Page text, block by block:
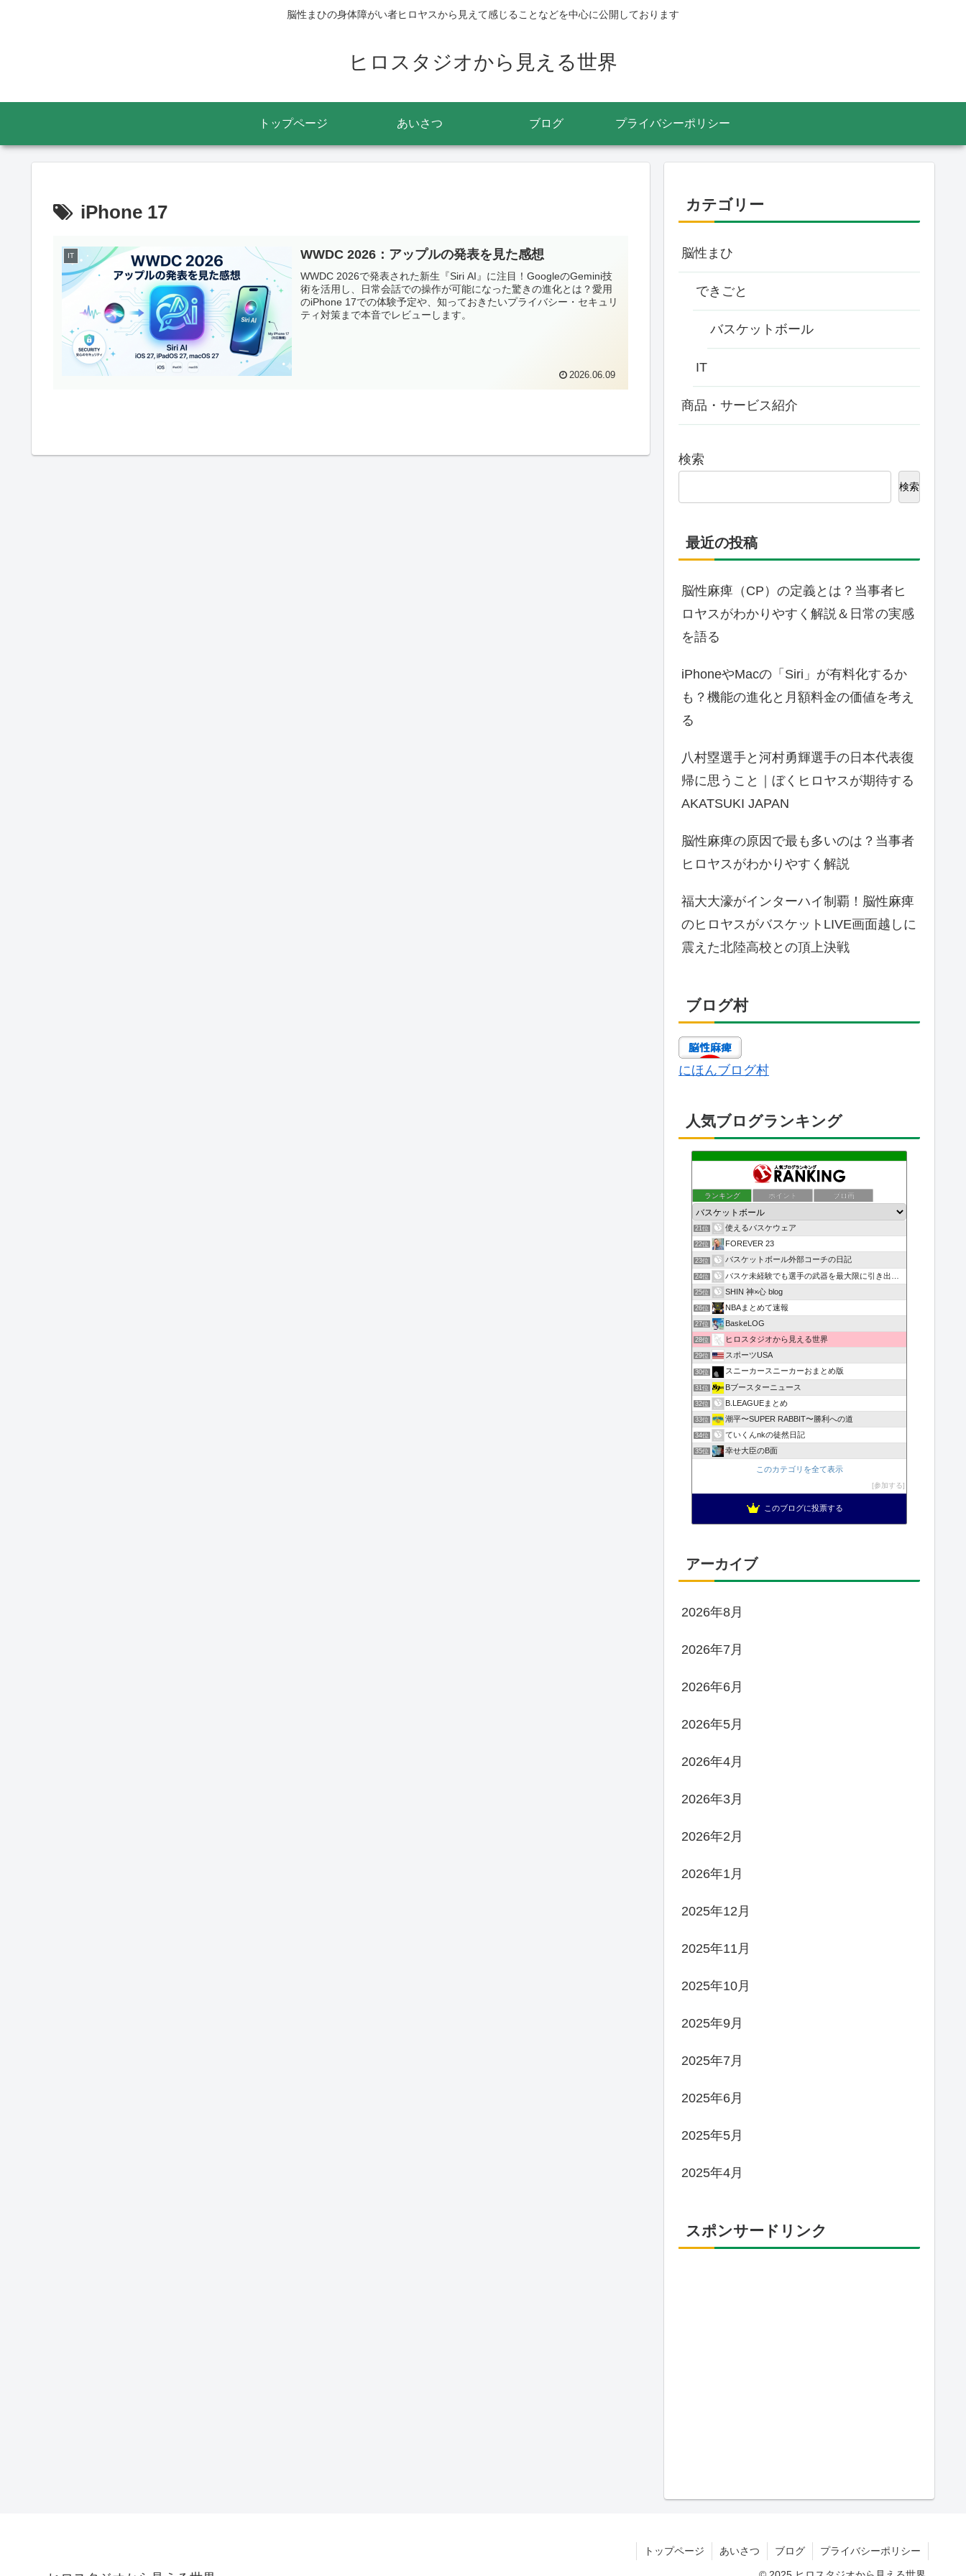
脳性まひの身体障がい者ヒロヤスから見えて感じることなどを中心に公開しております
ヒロスタジオから見える世界
トップページ あいさつ ブログ プライバシーポリシー
iPhone 17
IT WWDC 2026：アップルの発表を見た感想
WWDC 2026で発表された新生『Siri AI』に注目！GoogleのGemini技
術を活用し、日常会話での操作が可能になった驚きの進化とは？愛用
のiPhone 17での体験予定や、知っておきたいプライバシー・セキュリ
ティ対策まで本音でレビューします。
2026.06.09
カテゴリー
脳性まひ
できごと
バスケットボール
IT
商品・サービス紹介
検索
検索
最近の投稿
脳性麻痺（CP）の定義とは？当事者ヒ
ロヤスがわかりやすく解説＆日常の実感
を語る
iPhoneやMacの「Siri」が有料化するか
も？機能の進化と月額料金の価値を考え
る
八村塁選手と河村勇輝選手の日本代表復
帰に思うこと｜ぼくヒロヤスが期待する
AKATSUKI JAPAN
脳性麻痺の原因で最も多いのは？当事者
ヒロヤスがわかりやすく解説
福大大濠がインターハイ制覇！脳性麻痺
のヒロヤスがバスケットLIVE画面越しに
震えた北陸高校との頂上決戦
ブログ村
にほんブログ村
人気ブログランキング
ランキング ポイント ブロ画
21位 使えるバスケウェア
22位 FOREVER 23
23位 バスケットボール外部コーチの日記
24位 バスケ未経験でも選手の武器を最大限に引き出すことで試合に勝…
25位 SHIN 神×心 blog
26位 NBAまとめて速報
27位 BaskeLOG
28位 ヒロスタジオから見える世界
29位 スポーツUSA
30位 スニーカースニーカーおまとめ版
31位 Bブースターニュース
32位 B.LEAGUEまとめ
33位 潮平〜SUPER RABBIT〜勝利への道
34位 ていくんnkの徒然日記
35位 幸せ大臣のB面
このカテゴリを全て表示
参加する
このブログに投票する
アーカイブ
2026年8月
2026年7月
2026年6月
2026年5月
2026年4月
2026年3月
2026年2月
2026年1月
2025年12月
2025年11月
2025年10月
2025年9月
2025年7月
2025年6月
2025年5月
2025年4月
スポンサードリンク
トップページ あいさつ ブログ プライバシーポリシー